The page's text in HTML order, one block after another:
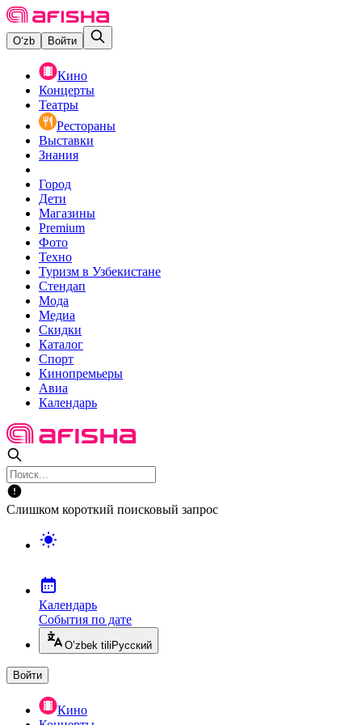
O‘zb Войти
Кино
Концерты
Театры
Рестораны
Выставки
Знания
Город
Дети
Магазины
Premium
Фото
Техно
Туризм в Узбекистане
Стендап
Мода
Медиа
Скидки
Каталог
Спорт
Кинопремьеры
Авиа
Календарь
Слишком короткий поисковый запрос
Календарь
События по дате
O’zbek tili Русский
Войти
Кино